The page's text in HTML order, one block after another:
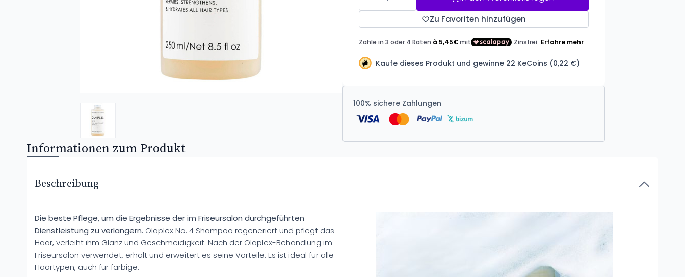
Zu Favoriten hinzufügen
Kaufe dieses Produkt und gewinne 22 KeCoins (0,22 €)
100% sichere Zahlungen
Informationen zum Produkt
Beschreibung
Die beste Pflege, um die Ergebnisse der im Friseursalon durchgeführten
Dienstleistung zu verlängern. Olaplex No. 4 Shampoo regeneriert und pflegt das
Haar, verleiht ihm Glanz und Geschmeidigkeit. Nach der Olaplex-Behandlung im
Friseursalon verwendet, erhält und erweitert es seine Vorteile. Es ist ideal für alle
Haartypen, auch für farbige.